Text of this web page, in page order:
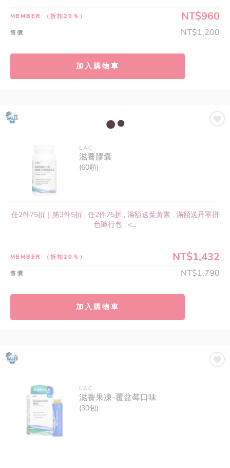
MEMBER （折扣20％） NT$960
售價 NT$1,200
加入購物車
LAC
滋養膠囊
(60顆)
任2件75折｜第3件5折 , 任2件75折 , 滿額送葉黃素 , 滿額送丹寧拼
色隨行包 , <...
MEMBER （折扣20％） NT$1,432
售價 NT$1,790
加入購物車
LAC
滋養果凍-覆盆莓口味
(30包)